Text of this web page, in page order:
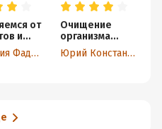
от
и
Анастасия Фадеева
Очищение
организма
народными
средствами
Юрий Константинов